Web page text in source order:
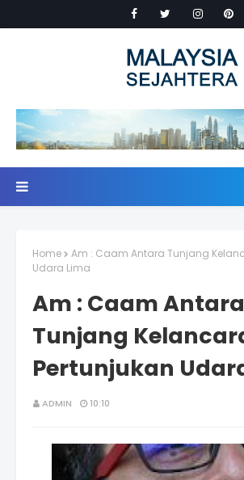
Home
Am : Caam Antara Tunjang
Udara Lima
Am : Caam Antara
Tunjang
Pertunjukan
ADMIN 10:10